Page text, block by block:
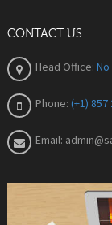
CONTACT US
Head Office:
Phone: (+1) 857
Email: